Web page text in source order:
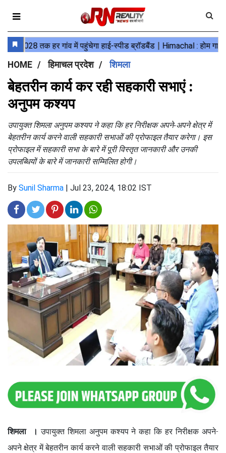
HOME हिमाचल प्रदेश शिमला
बेहतरीन कार्य कर रही सहकारी सभाएं :
अनुपम कश्यप
उपायुक्त शिमला अनुपम कश्यप ने कहा कि हर निरीक्षक अपने-अपने क्षेत्र में
बेहतरीन कार्य करने वाली सहकारी सभाओं की प्रोफाइल तैयार करेगा। इस
प्रोफाइल में सहकारी सभा के बारे में पूरी विस्तृत जानकारी और उनकी
उपलब्धियों के बारे में जानकारी सम्मिलित होगी।
By Sunil Sharma | Jul 23, 2024, 18:02 IST
शिमला । उपायुक्त शिमला अनुपम कश्यप ने कहा कि हर निरीक्षक अपने-
अपने क्षेत्र में बेहतरीन कार्य करने वाली सहकारी सभाओं की प्रोफाइल तैयार